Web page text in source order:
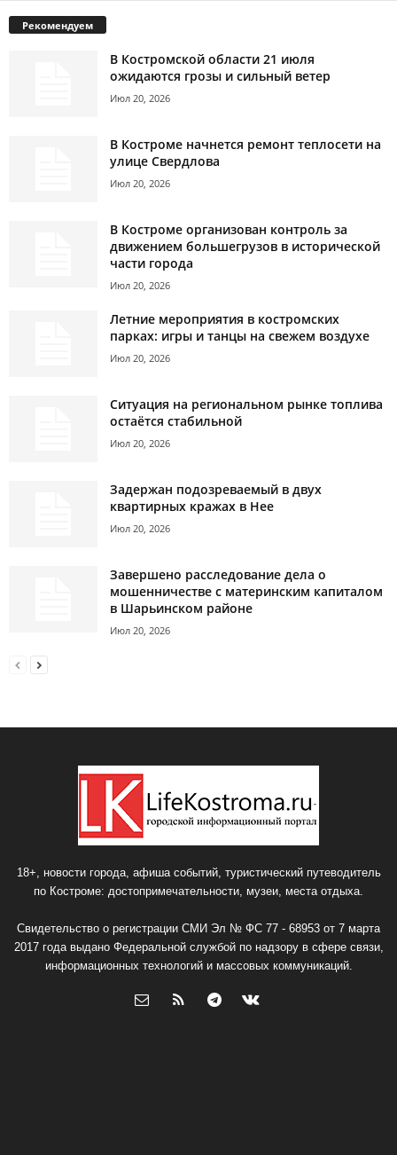
Рекомендуем
В Костромской области 21 июля
ожидаются грозы и сильный ветер
Июл 20, 2026
В Костроме начнется ремонт теплосети на
улице Свердлова
Июл 20, 2026
В Костроме организован контроль за
движением большегрузов в исторической
части города
Июл 20, 2026
Летние мероприятия в костромских
парках: игры и танцы на свежем воздухе
Июл 20, 2026
Ситуация на региональном рынке топлива
остаётся стабильной
Июл 20, 2026
Задержан подозреваемый в двух
квартирных кражах в Нее
Июл 20, 2026
Завершено расследование дела о
мошенничестве с материнским капиталом
в Шарьинском районе
Июл 20, 2026
18+, новости города, афиша событий, туристический путеводитель
по Костроме: достопримечательности, музеи, места отдыха.
Свидетельство о регистрации СМИ Эл № ФС 77 - 68953 от 7 марта
2017 года выдано Федеральной службой по надзору в сфере связи,
информационных технологий и массовых коммуникаций.